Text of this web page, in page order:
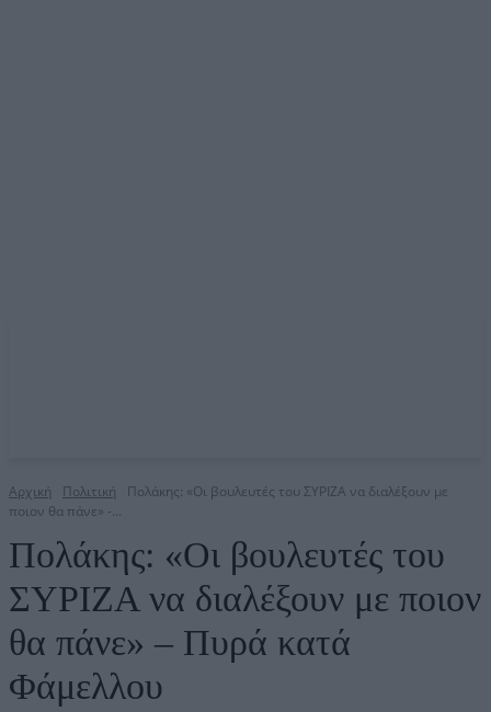
Αρχική Πολιτική
Πολάκης: «Οι βουλευτές του ΣΥΡΙΖΑ να διαλέξουν με
ποιον θα πάνε» -...
Πολάκης: «Οι βουλευτές του
ΣΥΡΙΖΑ να διαλέξουν με ποιον
θα πάνε» – Πυρά κατά
Φάμελλου